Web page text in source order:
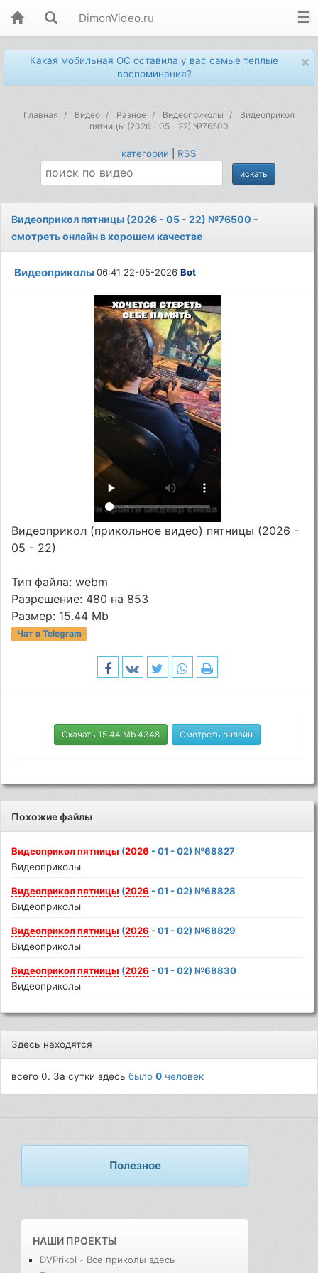
DimonVideo.ru
×
Какая мобильная ОС оставила у вас самые теплые
воспоминания?
Главная Видео Разное Видеоприколы
Видеоприкол
пятницы (2026 - 05 - 22) №76500
категории RSS
Видеоприкол пятницы (2026 - 05 - 22) №76500 -
смотреть онлайн в хорошем качестве
Видеоприколы06:41 22-05-2026Bot
Видеоприкол (прикольное видео) пятницы (2026 -
05 - 22)
Тип файла: webm
Разрешение: 480 на 853
Размер: 15.44 Mb
Чат в Telegram
Скачать 15.44 Mb 4348 Смотреть онлайн
Похожие файлы
Видеоприкол пятницы (2026 - 01 - 02) №68827
Видеоприколы
Видеоприкол пятницы (2026 - 01 - 02) №68828
Видеоприколы
Видеоприкол пятницы (2026 - 01 - 02) №68829
Видеоприколы
Видеоприкол пятницы (2026 - 01 - 02) №68830
Видеоприколы
Здесь находятся
всего 0. За сутки здесьбыло0 человек
Полезное
НАШИ ПРОЕКТЫ
DVPrikol - Все приколы здесь